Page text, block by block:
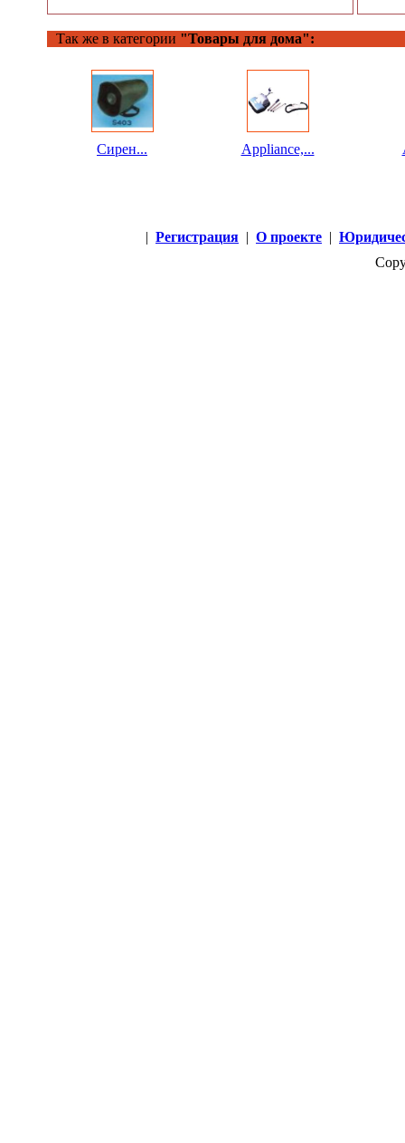
Так же в категории "Товары для дома":
Сирен... Appliance,...
| Регистрация | О проекте |